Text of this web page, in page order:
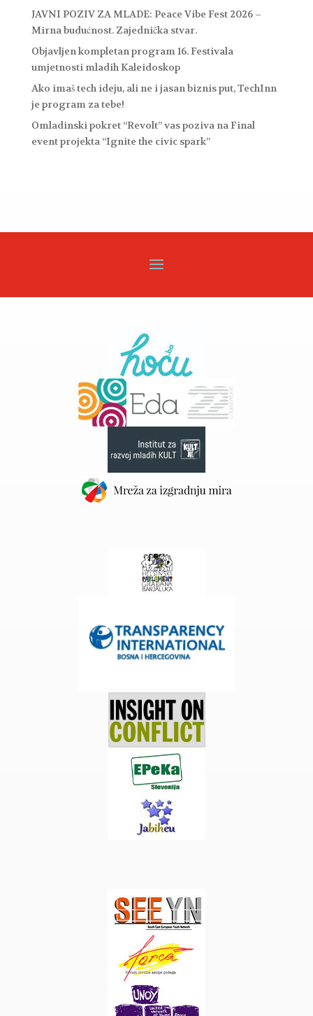
JAVNI POZIV ZA MLADE: Peace Vibe Fest 2026 –
Mirna budućnost. Zajednička stvar.
Objavljen kompletan program 16. Festivala
umjetnosti mladih Kaleidoskop
Ako imaš tech ideju, ali ne i jasan biznis put, TechInn
je program za tebe!
Omladinski pokret “Revolt” vas poziva na Final
event projekta “Ignite the civic spark”